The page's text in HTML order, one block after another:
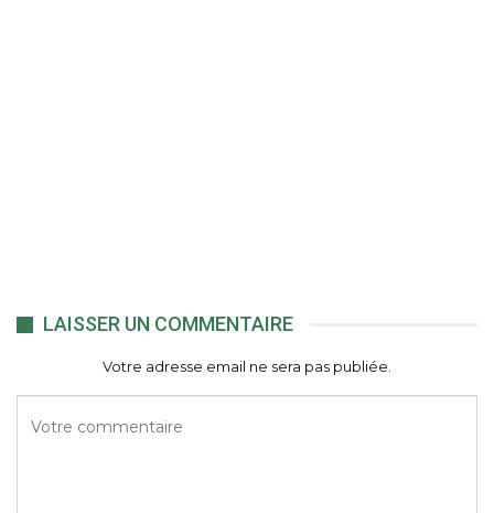
LAISSER UN COMMENTAIRE
Votre adresse email ne sera pas publiée.